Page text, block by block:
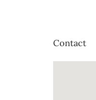
Contact